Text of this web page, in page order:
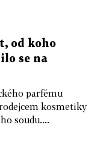
od koho
se na
parfému
kosmetiky
soudu....